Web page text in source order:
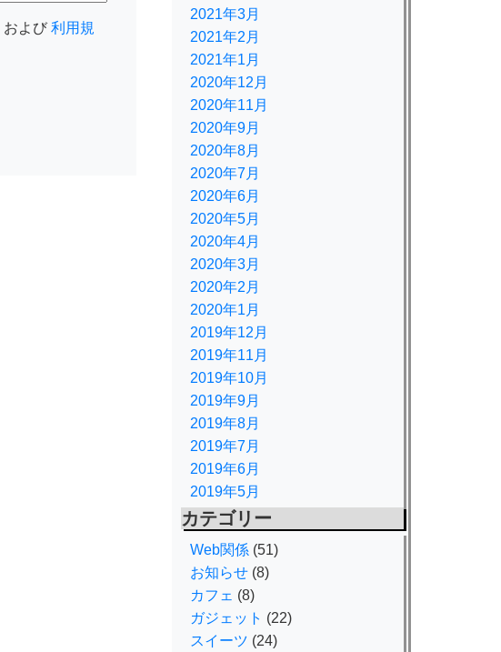
および 利用規
2021年3月
2021年2月
2021年1月
2020年12月
2020年11月
2020年9月
2020年8月
2020年7月
2020年6月
2020年5月
2020年4月
2020年3月
2020年2月
2020年1月
2019年12月
2019年11月
2019年10月
2019年9月
2019年8月
2019年7月
2019年6月
2019年5月
カテゴリー
Web関係 (51)
お知らせ (8)
カフェ (8)
ガジェット (22)
スイーツ (24)